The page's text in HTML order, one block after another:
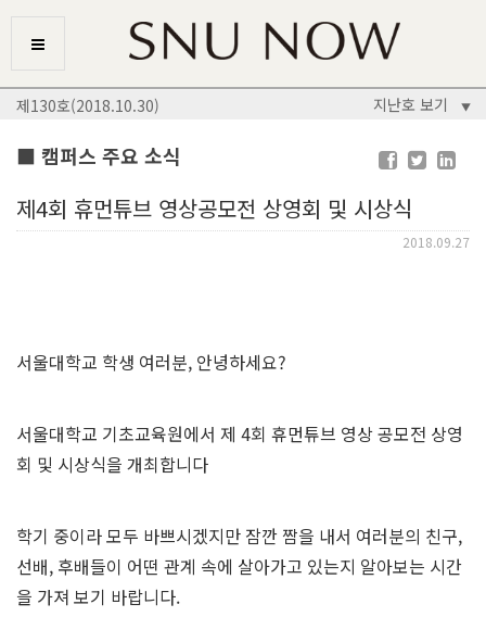
제130호(2018.10.30) 지난호 보기 ▼
■ 캠퍼스 주요 소식
제4회 휴먼튜브 영상공모전 상영회 및 시상식
2018.09.27
서울대학교 학생 여러분, 안녕하세요?
서울대학교 기초교육원에서 제 4회 휴먼튜브 영상 공모전 상영
회 및 시상식을 개최합니다
학기 중이라 모두 바쁘시겠지만 잠깐 짬을 내서 여러분의 친구,
선배, 후배들이 어떤 관계 속에 살아가고 있는지 알아보는 시간
을 가져 보기 바랍니다.